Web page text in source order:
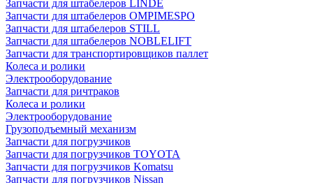
Запчасти для штабелеров LINDE
Запчасти для штабелеров OMPIMESPO
Запчасти для штабелеров STILL
Запчасти для штабелеров NOBLELIFT
Запчасти для транспортировщиков паллет
Колеса и ролики
Электрооборудование
Запчасти для ричтраков
Колеса и ролики
Электрооборудование
Грузоподъемный механизм
Запчасти для погрузчиков
Запчасти для погрузчиков TOYOTA
Запчасти для погрузчиков Komatsu
Запчасти для погрузчиков Nissan